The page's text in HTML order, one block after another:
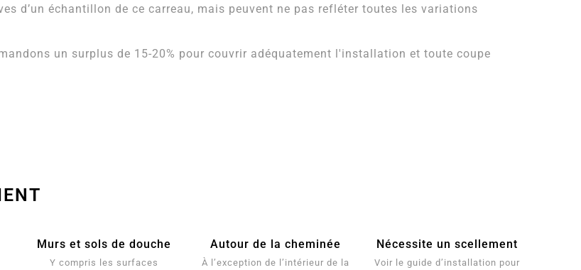
d’un échantillon de ce carreau, mais peuvent ne pas refléter toutes les variations
un surplus de 15-20% pour couvrir adéquatement l'installation et toute coupe
Murs et sols de douche
Y compris les surfaces
Autour de la cheminée
À l’exception de l’intérieur de la
Nécessite un scellement
Voir le guide d’installation pour